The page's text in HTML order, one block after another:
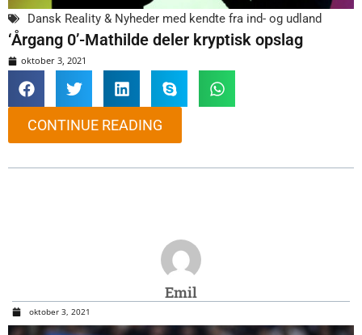
Dansk Reality & Nyheder med kendte fra ind- og udland
‘Årgang 0’-Mathilde deler kryptisk opslag
oktober 3, 2021
CONTINUE READING
Emil
oktober 3, 2021